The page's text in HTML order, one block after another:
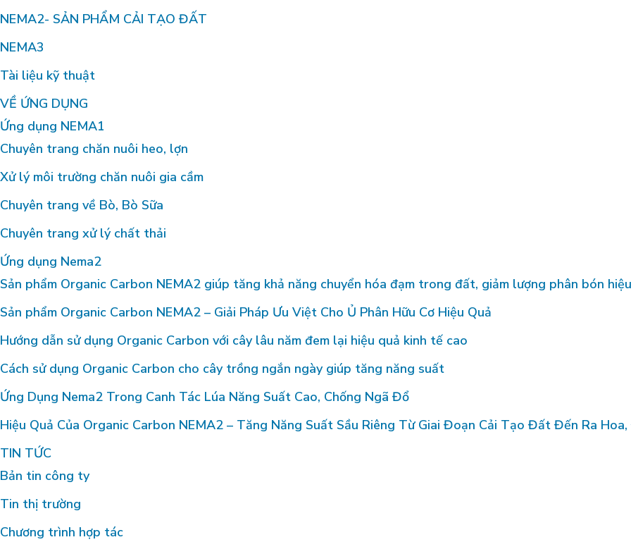
NEMA2- SẢN PHẨM CẢI TẠO ĐẤT
NEMA3
Tài liệu kỹ thuật
VỀ ỨNG DỤNG
Ứng dụng NEMA1
Chuyên trang chăn nuôi heo, lợn
Xử lý môi trường chăn nuôi gia cầm
Chuyên trang về Bò, Bò Sữa
Chuyên trang xử lý chất thải
Ứng dụng Nema2
Sản phẩm Organic Carbon NEMA2 giúp tăng khả năng chuyển hóa đạm trong đất, giảm lượng phân bón
Sản phẩm Organic Carbon NEMA2 – Giải Pháp Ưu Việt Cho Ủ Phân Hữu Cơ Hiệu Quả
Hướng dẫn sử dụng Organic Carbon với cây lâu năm đem lại hiệu quả kinh tế cao
Cách sử dụng Organic Carbon cho cây trồng ngắn ngày giúp tăng năng suất
Ứng Dụng Nema2 Trong Canh Tác Lúa Năng Suất Cao, Chống Ngã Đổ
Hiệu Quả Của Organic Carbon NEMA2 – Tăng Năng Suất Sầu Riêng Từ Giai Đoạn Cải Tạo Đất Đến Ra
TIN TỨC
Bản tin công ty
Tin thị trường
Chương trình hợp tác